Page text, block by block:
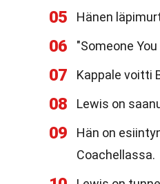
05 Hänen
06 "Someone
07 Kappale voitti
08 Lewis on
09
Hän on
Coachellassa.